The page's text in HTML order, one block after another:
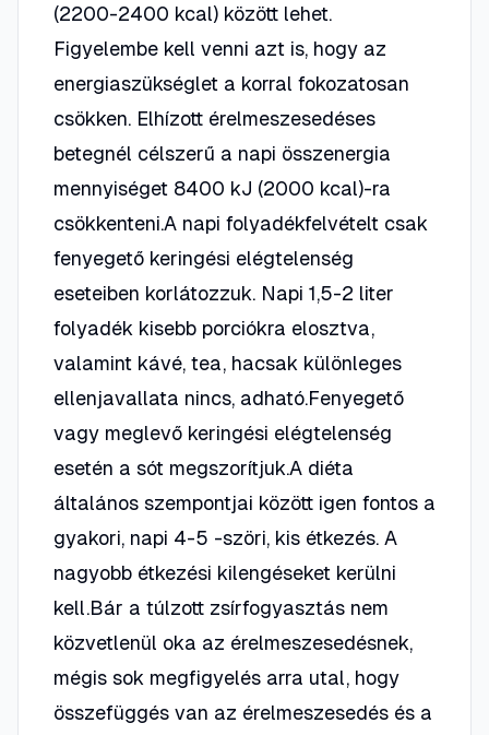
(2200-2400 kcal) között lehet.
Figyelembe kell venni azt is, hogy az
energiaszükséglet a korral fokozatosan
csökken. Elhízott érelmeszesedéses
betegnél célszerű a napi összenergia
mennyiséget 8400 kJ (2000 kcal)-ra
csökkenteni.A napi folyadékfelvételt csak
fenyegető keringési elégtelenség
eseteiben korlátozzuk. Napi 1,5-2 liter
folyadék kisebb porciókra elosztva,
valamint kávé, tea, hacsak különleges
ellenjavallata nincs, adható.Fenyegető
vagy meglevő keringési elégtelenség
esetén a sót megszorítjuk.A diéta
általános szempontjai között igen fontos a
gyakori, napi 4-5 -szöri, kis étkezés. A
nagyobb étkezési kilengéseket kerülni
kell.Bár a túlzott zsírfogyasztás nem
közvetlenül oka az érelmeszesedésnek,
mégis sok megfigyelés arra utal, hogy
összefüggés van az érelmeszesedés és a